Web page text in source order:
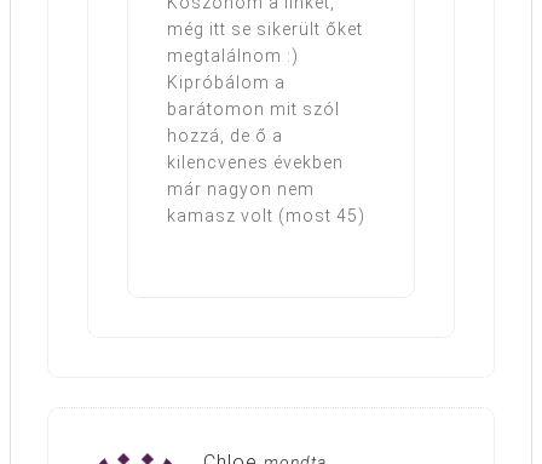
még itt se sikerült őket
megtalálnom :)
Kipróbálom a
barátomon mit szól
hozzá, de ő a
kilencvenes években
már nagyon nem
kamasz volt (most 45)